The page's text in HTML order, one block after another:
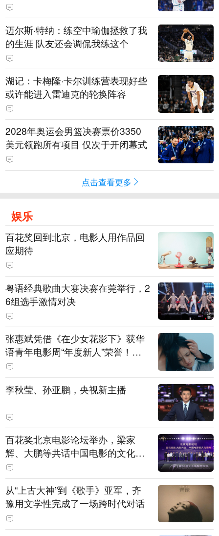
迈尔斯·特纳：练空中瑜伽拯救了我
的生涯 队友还会调侃我练这个
湖记：卡梅隆·卡尔训练营表现好些
或许能进入雷迪克的轮换阵容
2028年奥运会男篮决赛票价3350
美元领跑所有项目 仅次于开闭幕式
点击查看更多
娱乐
百花奖回到北京，电影人用作品回
应期待
粤语经典歌曲大赛决赛在莞举行，2
6组选手激情对决
张惠斌凭借《在少女花影下》获华
语青年电影周“年度新人”荣誉！该
电影全程在广州取景，采用粤语对
白，主演均为广州本土演员
李秋莹、孙亚鹏，央视新主播
百花奖北京电影论坛举办，梁家
辉、大鹏等共话中国电影的文化建
构
从“上古大神”到《歌手》亚军，齐
豫用文学性完成了一场跨时代对话